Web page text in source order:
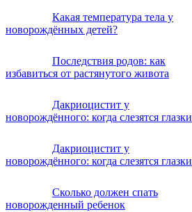
Какая температура тела у
новорождённых детей?
Последствия родов: как
избавиться от растянутого живота
Дакриоцистит у
новорождённого: когда слезятся глазки
Дакриоцистит у
новорождённого: когда слезятся глазки
Сколько должен спать
новорожденный ребенок